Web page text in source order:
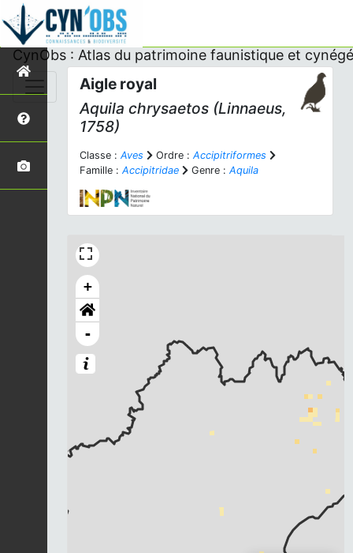
CynObs : Atlas du patrimoine faunistique et
Aigle royal
Aquila chrysaetos (Linnaeus,
1758)
Classe : Aves Ordre : Accipitriformes
Famille : Accipitridae Genre : Aquila
+
-